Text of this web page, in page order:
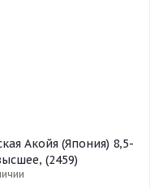
Акойя (Япония) 8,5-
(2459)